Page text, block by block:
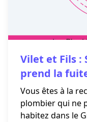
Vilet et Fils :
prend la
Vous êtes à la
plombier qui ne
habitez dans le